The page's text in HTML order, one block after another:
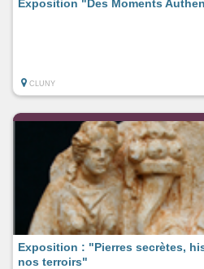
Exposition "Des Moments
CLUNY
Exposition : "Pierres secrètes,
nos terroirs"